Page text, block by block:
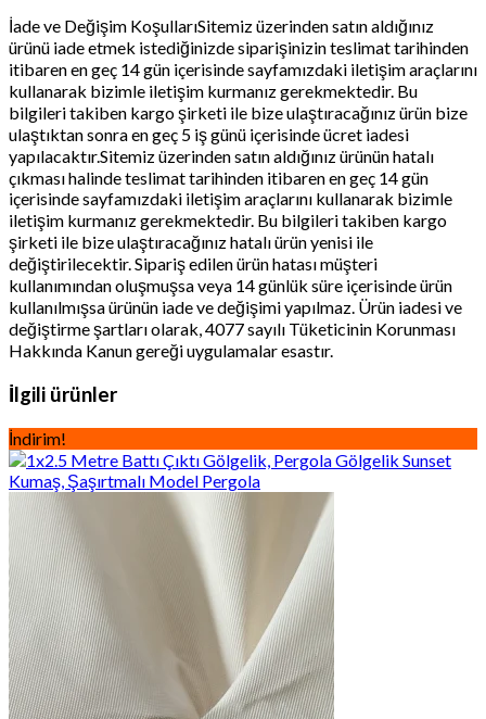
İade ve Değişim KoşullarıSitemiz üzerinden satın aldığınız
ürünü iade etmek istediğinizde siparişinizin teslimat tarihinden
itibaren en geç 14 gün içerisinde sayfamızdaki iletişim araçlarını
kullanarak bizimle iletişim kurmanız gerekmektedir. Bu
bilgileri takiben kargo şirketi ile bize ulaştıracağınız ürün bize
ulaştıktan sonra en geç 5 iş günü içerisinde ücret iadesi
yapılacaktır.Sitemiz üzerinden satın aldığınız ürünün hatalı
çıkması halinde teslimat tarihinden itibaren en geç 14 gün
içerisinde sayfamızdaki iletişim araçlarını kullanarak bizimle
iletişim kurmanız gerekmektedir. Bu bilgileri takiben kargo
şirketi ile bize ulaştıracağınız hatalı ürün yenisi ile
değiştirilecektir. Sipariş edilen ürün hatası müşteri
kullanımından oluşmuşsa veya 14 günlük süre içerisinde ürün
kullanılmışsa ürünün iade ve değişimi yapılmaz. Ürün iadesi ve
değiştirme şartları olarak, 4077 sayılı Tüketicinin Korunması
Hakkında Kanun gereği uygulamalar esastır.
İlgili ürünler
İndirim!